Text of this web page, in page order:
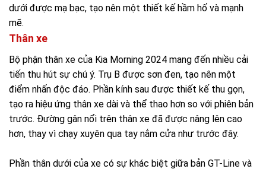
dưới được mạ bạc, tạo nên một thiết kế hầm hố và mạnh
mẽ.
Thân xe
Bộ phận thân xe của Kia Morning 2024 mang đến nhiều cải
tiến thu hút sự chú ý. Trụ B được sơn đen, tạo nên một
điểm nhấn độc đáo. Phần kính sau được thiết kế thu gọn,
tạo ra hiệu ứng thân xe dài và thể thao hơn so với phiên bản
trước. Đường gân nổi trên thân xe đã được nâng lên cao
hơn, thay vì chạy xuyên qua tay nắm cửa như trước đây.
Phần thân dưới của xe có sự khác biệt giữa bản GT-Line và